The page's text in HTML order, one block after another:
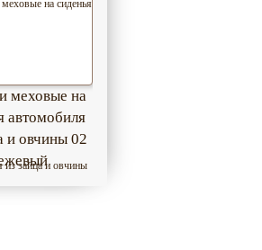
меховые на
автомобиля
и овчины 02